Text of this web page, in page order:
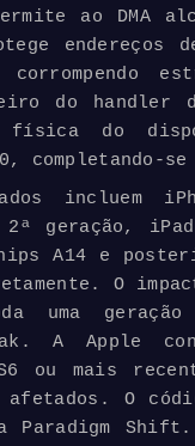
ao DMA
do handler
física do
completando-se
incluem
2ª geração,
A14 e
O
uma geração
. A Apple
ou mais
afetados. O
Paradigm